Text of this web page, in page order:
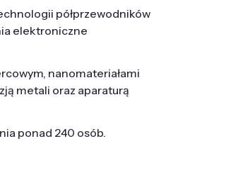
półprzewodników
elektroniczne
nanomateriałami
metali oraz aparaturą
ponad 240 osób.